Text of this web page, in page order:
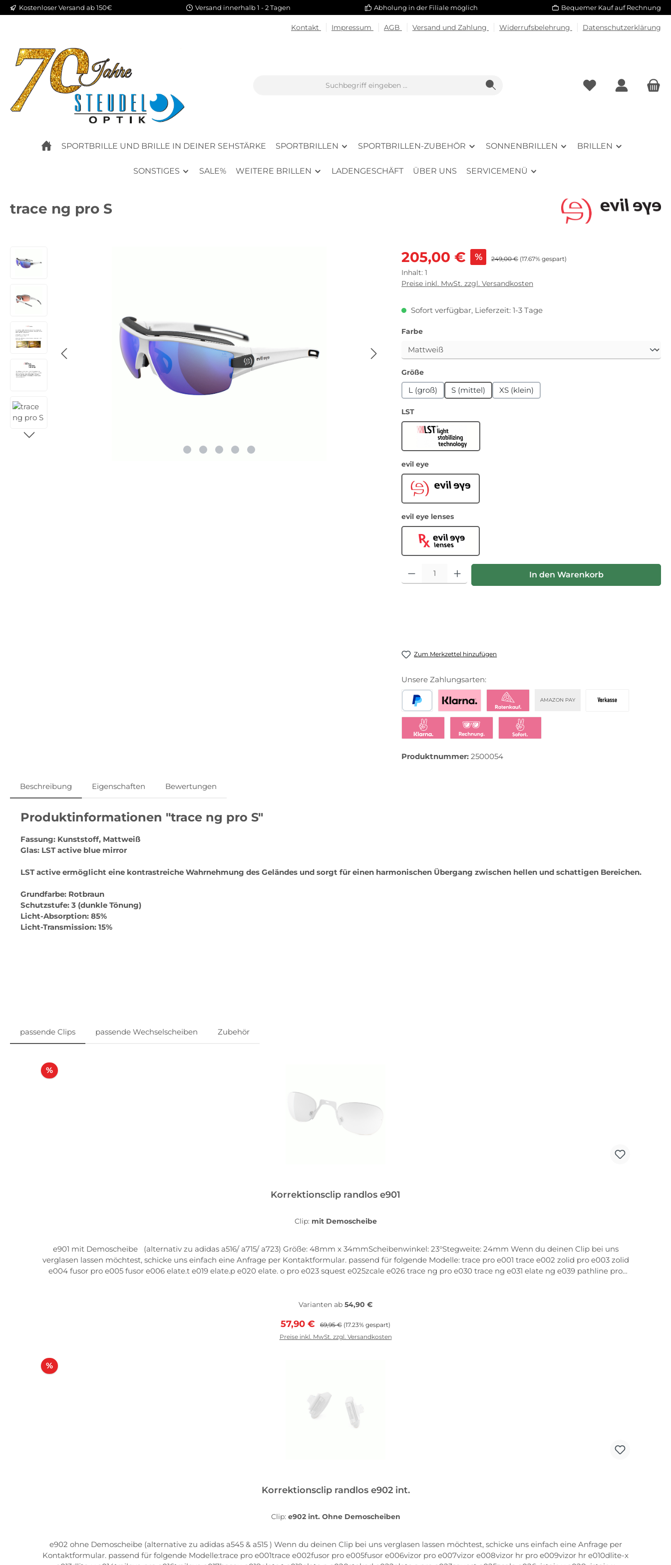
Hauptinhalt springen
Zur Suche springen
Zur Hauptnavigation springen
Kostenloser Versand ab 150€ Versand innerhalb 1 - 2 Tagen Abholung in der Filiale möglich Bequemer Kauf auf Rechnung
Kontakt Impressum AGB Versand und Zahlung Widerrufsbelehrung Datenschutzerklärung
SPORTBRILLE UND BRILLE IN DEINER SEHSTÄRKE SPORTBRILLEN SPORTBRILLEN-ZUBEHÖR SONNENBRILLEN BRILLEN
SONSTIGES SALE% WEITERE BRILLEN LADENGESCHÄFT ÜBER UNS SERVICEMENÜ
trace ng pro S
Verkaufspreis:
205,00 € % Regulärer Preis:
249,00 € (17.67% gespart)
Inhalt: 1
Preise inkl. MwSt. zzgl. Versandkosten
Sofort verfügbar, Lieferzeit: 1-3 Tage
Farbeauswählen
Größeauswählen
L (groß) S (mittel) XS (klein)
LSTauswählen
LST
evil eyeauswählen
Evil Eye
evil eye lensesauswählen
Evil Eye lenses
Produkt Anzahl: Gib den gewünschten Wert ein oder benutze die
In den Warenkorb
Zum Merkzettel hinzufügen
Unsere Zahlungsarten:
AMAZON PAY
PayPal Bezahlen mit KlarnaKlarna Ratenkauf
Produktnummer: 2500054
Beschreibung Eigenschaften Bewertungen
Produktinformationen "trace ng pro S"
Fassung: Kunststoff, Mattweiß
Glas: LST active blue mirror
LST active ermöglicht eine kontrastreiche Wahrnehmung des Geländes und sorgt für einen harmonischen Übergang zwischen hellen und schattigen Bereichen.
Grundfarbe: Rotbraun
Schutzstufe: 3 (dunkle Tönung)
Licht-Absorption: 85%
Licht-Transmission: 15%
passende Clips passende Wechselscheiben Zubehör
%Rabatt
Korrektionsclip randlos e901
Clip: mit Demoscheibe
e901 mit Demoscheibe (alternativ zu adidas a516/ a715/ a723) Größe: 48mm x 34mmScheibenwinkel: 23°Stegweite: 24mm Wenn du deinen Clip bei uns
verglasen lassen möchtest, schicke uns einfach eine Anfrage per Kontaktformular. passend für folgende Modelle: trace pro e001 trace e002 zolid pro e003 zolid
e004 fusor pro e005 fusor e006 elate.t e019 elate.p e020 elate. o pro e023 squest e025zcale e026 trace ng pro e030 trace ng e031 elate ng e039 pathline pro
Varianten ab 54,90 €
Verkaufspreis:
57,90 € Regulärer Preis:
69,95 € (17.23% gespart)
Preise inkl. MwSt. zzgl. Versandkosten
%Rabatt
Korrektionsclip randlos e902 int.
Clip: e902 int. Ohne Demoscheiben
e902 ohne Demoscheibe (alternative zu adidas a545 & a515 ) Wenn du deinen Clip bei uns verglasen lassen möchtest, schicke uns einfach eine Anfrage per
Kontaktformular. passend für folgende Modelle:trace pro e001trace e002fusor pro e005fusor e006vizor pro e007vizor e008vizor hr pro e009vizor hr e010dlite-x